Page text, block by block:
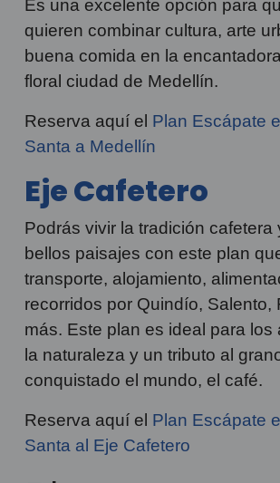
Es una excelente opción para
quieren combinar cultura, arte
buena comida en la
floral ciudad de Medellín.
Reserva aquí el Plan Escápate
Santa a Medellín
Eje Cafetero
Podrás vivir la tradición cafetera
bellos paisajes con este plan
transporte, alojamiento,
recorridos por Quindío, Salento,
más. Este plan es ideal para los
la naturaleza y un tributo al
conquistado el mundo, el café.
Reserva aquí el Plan Escápate
Santa al Eje Cafetero